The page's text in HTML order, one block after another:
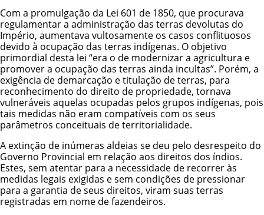
Com a promulgação da Lei 601 de 1850, que procurava
regulamentar a administração das terras devolutas do
Império, aumentava vultosamente os casos conflituosos
devido à ocupação das terras indígenas. O objetivo
primordial desta lei “era o de modernizar a agricultura e
promover a ocupação das terras ainda incultas”. Porém, a
exigência de demarcação e titulação de terras, para
reconhecimento do direito de propriedade, tornava
vulneráveis aquelas ocupadas pelos grupos indígenas, pois
tais medidas não eram compatíveis com os seus
parâmetros conceituais de territorialidade.
A extinção de inúmeras aldeias se deu pelo desrespeito do
Governo Provincial em relação aos direitos dos índios.
Estes, sem atentar para a necessidade de recorrer às
medidas legais exigidas e sem condições de pressionar
para a garantia de seus direitos, viram suas terras
registradas em nome de fazendeiros.